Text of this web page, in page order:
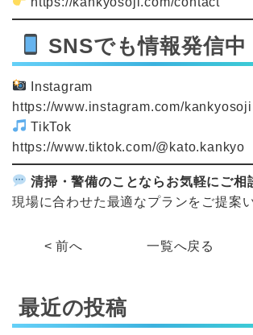
SNSでも情報発信中
Instagram
https://www.instagram.com/
TikTok
https://www.tiktok.com/@kato.kankyo
清掃・警備のことならお気軽にご相
現場に合わせた最適なプランをご提案
< 前へ 一覧へ戻る
最近の投稿